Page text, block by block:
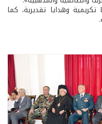
وهدايا تقديرية، كما